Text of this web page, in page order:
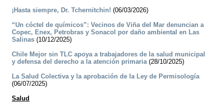
¡Hasta siempre, Dr. Tchernitchin! (06/03/2026)
“Un cóctel de químicos”: Vecinos de Viña del Mar denuncian a
Copec, Enex, Petrobras y Sonacol por daño ambiental en Las
Salinas (10/12/2025)
Chile Mejor sin TLC apoya a trabajadores de la salud municipal
y defensa del derecho a la atención primaria(28/10/2025)
La Salud Colectiva y la aprobación de la Ley de Permisología
(06/07/2025)
Salud